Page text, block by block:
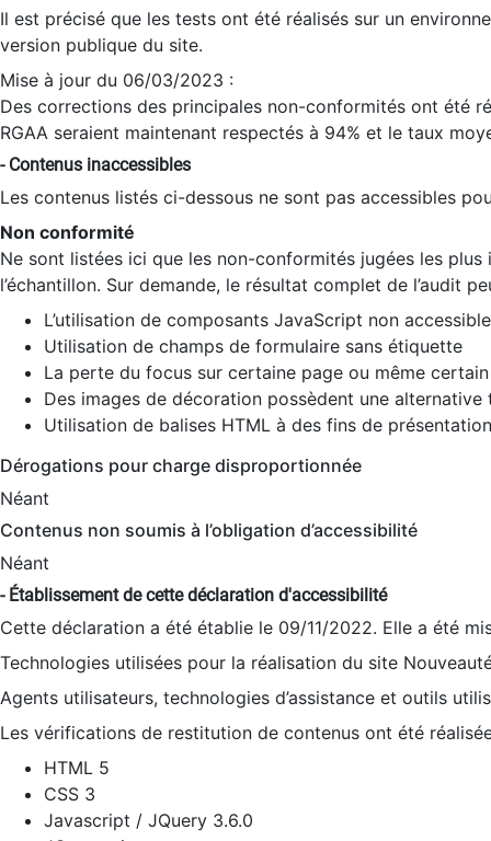
Il est précisé que les tests ont été réalisés sur un
version publique du site.
Mise à jour du 06/03/2023 :
Des corrections des principales non-conformités ont été
RGAA seraient maintenant respectés à 94% et le taux
- Contenus inaccessibles
Les contenus listés ci-dessous ne sont pas accessibles
Non conformité
Ne sont listées ici que les non-conformités jugées les
l’échantillon. Sur demande, le résultat complet de l’audit
L’utilisation de composants JavaScript non
Utilisation de champs de formulaire sans étiquette
La perte du focus sur certaine page ou même
Des images de décoration possèdent une alternative
Utilisation de balises HTML à des fins de
Dérogations pour charge disproportionnée
Néant
Contenus non soumis à l’obligation d’accessibilité
Néant
- Établissement de cette déclaration d'accessibilité
Cette déclaration a été établie le 09/11/2022. Elle a été
Technologies utilisées pour la réalisation du site
Agents utilisateurs, technologies d’assistance et outils
Les vérifications de restitution de contenus ont été
HTML 5
CSS 3
Javascript / JQuery 3.6.0